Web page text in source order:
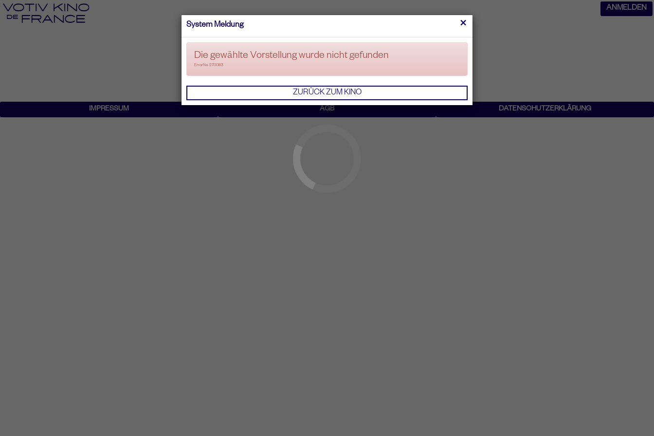
ANMELDEN
×
System Meldung
Die gewählte Vorstellung wurde nicht gefunden
ErrorNo. 270083
ZURÜCK ZUM KINO
IMPRESSUM AGB DATENSCHUTZERKLÄRUNG